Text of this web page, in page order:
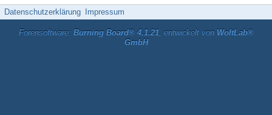
Datenschutzerklärung Impressum
Forensoftware: Burning Board® 4.1.21, entwickelt von WoltLab®
GmbH